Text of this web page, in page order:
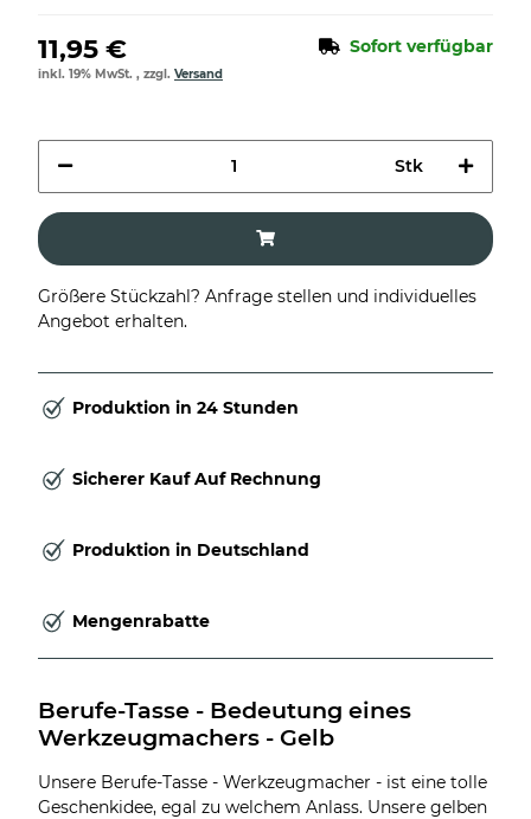
11,95 € Sofort verfügbar
inkl. 19% MwSt. , zzgl. Versand
Stk
Größere Stückzahl? Anfrage stellen und individuelles
Angebot erhalten.
Produktion in 24 Stunden
Sicherer Kauf Auf Rechnung
Produktion in Deutschland
Mengenrabatte
Berufe-Tasse - Bedeutung eines
Werkzeugmachers - Gelb
Unsere Berufe-Tasse - Werkzeugmacher - ist eine tolle
Geschenkidee, egal zu welchem Anlass. Unsere gelben